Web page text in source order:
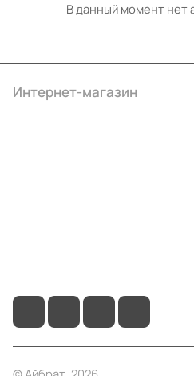
В данный момент нет
Интернет-магазин